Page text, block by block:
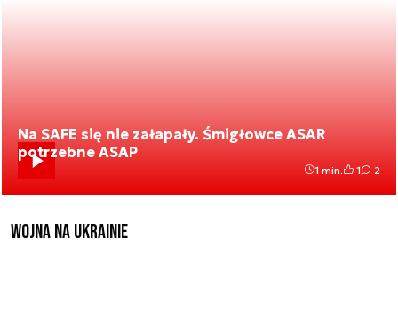
Na SAFE się nie załapały. Śmigłowce ASAR
potrzebne ASAP
1 min. 1 2
Wojna na Ukrainie